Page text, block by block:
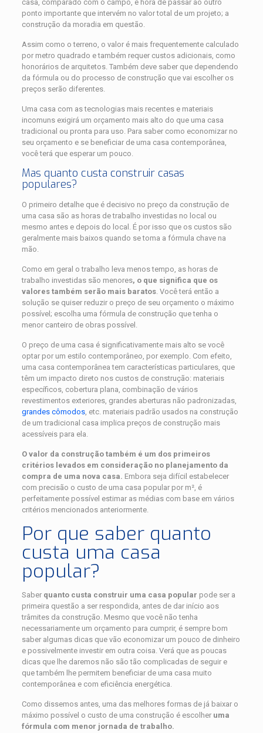
casa, comparado com o campo, é hora de passar ao outro
ponto importante que intervém no valor total de um projeto; a
construção da moradia em questão.
Assim como o terreno, o valor é mais frequentemente calculado
por metro quadrado e também requer custos adicionais, como
honorários de arquitetos. Também deve saber que dependendo
da fórmula ou do processo de construção que vai escolher os
preços serão diferentes.
Uma casa com as tecnologias mais recentes e materiais
incomuns exigirá um orçamento mais alto do que uma casa
tradicional ou pronta para uso. Para saber como economizar no
seu orçamento e se beneficiar de uma casa contemporânea,
você terá que esperar um pouco.
Mas quanto custa construir casas
populares?
O primeiro detalhe que é decisivo no preço da construção de
uma casa são as horas de trabalho investidas no local ou
mesmo antes e depois do local. É por isso que os custos são
geralmente mais baixos quando se toma a fórmula chave na
mão.
Como em geral o trabalho leva menos tempo, as horas de
trabalho investidas são menores, o que significa que os
valores também serão mais baratos. Você terá então a
solução se quiser reduzir o preço de seu orçamento o máximo
possível; escolha uma fórmula de construção que tenha o
menor canteiro de obras possível.
O preço de uma casa é significativamente mais alto se você
optar por um estilo contemporâneo, por exemplo. Com efeito,
uma casa contemporânea tem características particulares, que
têm um impacto direto nos custos de construção: materiais
específicos, cobertura plana, combinação de vários
revestimentos exteriores, grandes aberturas não padronizadas,
grandes cômodos, etc. materiais padrão usados ​​na construção
de um tradicional casa implica preços de construção mais
acessíveis para ela.
O valor da construção também é um dos primeiros
critérios levados em consideração no planejamento da
compra de uma nova casa. Embora seja difícil estabelecer
com precisão o custo de uma casa popular por m², é
perfeitamente possível estimar as médias com base em vários
critérios mencionados anteriormente.
Por que saber quanto
custa uma casa
popular?
Saberquanto custa construir uma casa popular pode ser a
primeira questão a ser respondida, antes de dar início aos
trâmites da construção. Mesmo que você não tenha
necessariamente um orçamento para cumprir, é sempre bom
saber algumas dicas que vão economizar um pouco de dinheiro
e possivelmente investir em outra coisa. Verá que as poucas
dicas que lhe daremos não são tão complicadas de seguir e
que também lhe permitem beneficiar de uma casa muito
contemporânea e com eficiência energética.
Como dissemos antes, uma das melhores formas de já baixar o
máximo possível o custo de uma construção é escolher uma
fórmula com menor jornada de trabalho.